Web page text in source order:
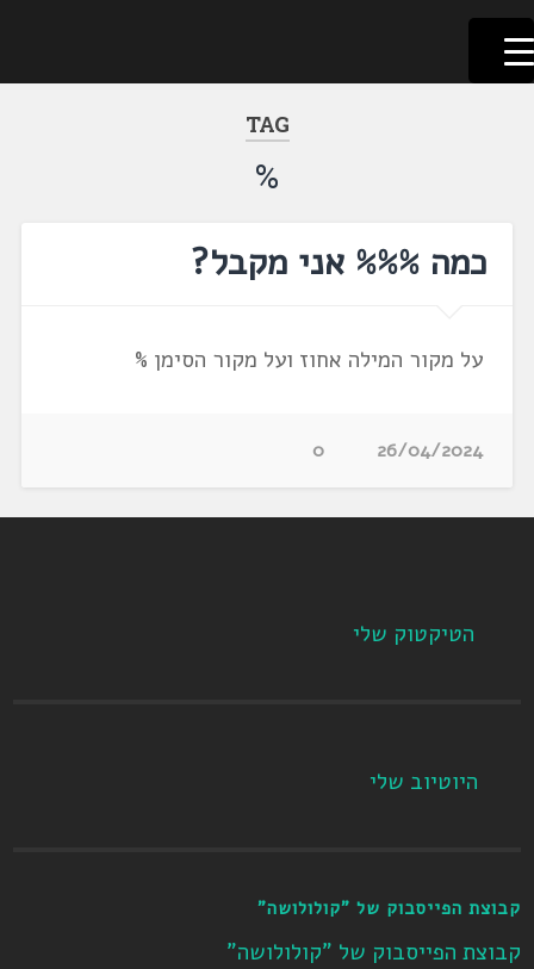
דלג
לתוכן
לשוניאדה
עברית. לשון. שפה
TAG
%
כמה %%% אני מקבל?
על מקור המילה אחוז ועל מקור הסימן %
26/04/2024
0
הטיקטוק שלי
היוטיוב שלי
קבוצת הפייסבוק של "קולולושה"
קבוצת הפייסבוק של "קולולושה"